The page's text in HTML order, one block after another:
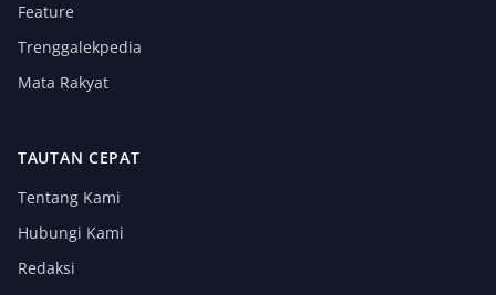
Feature
Trenggalekpedia
Mata Rakyat
TAUTAN CEPAT
Tentang Kami
Hubungi Kami
Redaksi